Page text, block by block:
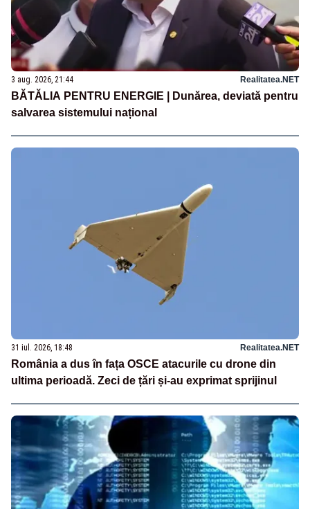
3 aug. 2026, 21:44 Realitatea.NET
BĂTĂLIA PENTRU ENERGIE | Dunărea, deviată pentru
salvarea sistemului național
31 iul. 2026, 18:48 Realitatea.NET
România a dus în fața OSCE atacurile cu drone din
ultima perioadă. Zeci de țări și-au exprimat sprijinul